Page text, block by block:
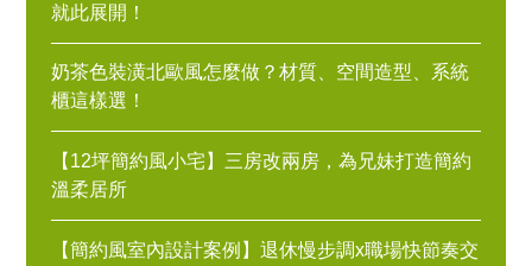
就此展開！
奶茶色裝潢北歐風怎麼做？材質、空間造型、系統
櫃這樣選！
【12坪簡約風小宅】三房改兩房，為兄妹打造簡約
溫柔居所
【簡約風室內設計案例】退休慢步調x職場快節奏交